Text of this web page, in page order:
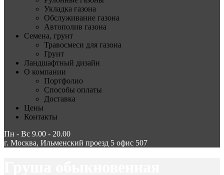
Укладка газона
Обслуживание газона
Автополив газона
Семена, грунт
Травосмеси для газона
Грунт
Ландшафтный дизайн
О компании
Портфолио
Способы оплаты
Доставка
Цены
Контакты
Пн - Вс 9.00 - 20.00
г. Москва, Ильменский проезд 5 офис 507